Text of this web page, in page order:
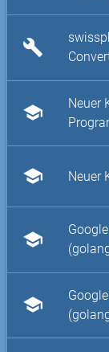
build
school
Neuer
school Neuer
school
school